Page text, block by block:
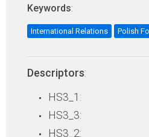
Keywords:
International Relations Polish
Descriptors:
HS3_1:
HS3_3:
HS3_2: